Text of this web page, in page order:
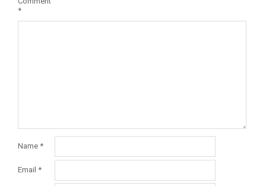
*
Name *
Email *